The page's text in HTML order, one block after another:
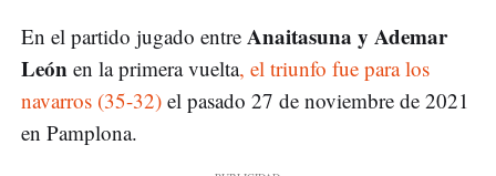
En el partido jugado entre Anaitasuna y Ademar
León en la primera vuelta, el triunfo fue para los
navarros (35-32) el pasado 27 de noviembre de 2021
en Pamplona.